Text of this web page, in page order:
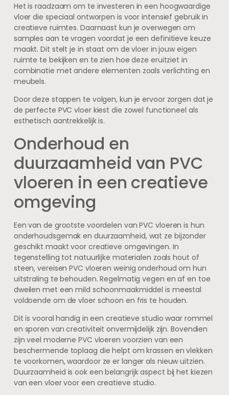
Het is raadzaam om te investeren in een hoogwaardige
vloer die speciaal ontworpen is voor intensief gebruik in
creatieve ruimtes. Daarnaast kun je overwegen om
samples aan te vragen voordat je een definitieve keuze
maakt. Dit stelt je in staat om de vloer in jouw eigen
ruimte te bekijken en te zien hoe deze eruitziet in
combinatie met andere elementen zoals verlichting en
meubels.
Door deze stappen te volgen, kun je ervoor zorgen dat je
de perfecte PVC vloer kiest die zowel functioneel als
esthetisch aantrekkelijk is.
Onderhoud en
duurzaamheid van PVC
vloeren in een creatieve
omgeving
Een van de grootste voordelen van PVC vloeren is hun
onderhoudsgemak en duurzaamheid, wat ze bijzonder
geschikt maakt voor creatieve omgevingen. In
tegenstelling tot natuurlijke materialen zoals hout of
steen, vereisen PVC vloeren weinig onderhoud om hun
uitstraling te behouden. Regelmatig vegen en af en toe
dweilen met een mild schoonmaakmiddel is meestal
voldoende om de vloer schoon en fris te houden.
Dit is vooral handig in een creatieve studio waar rommel
en sporen van creativiteit onvermijdelijk zijn. Bovendien
zijn veel moderne PVC vloeren voorzien van een
beschermende toplaag die helpt om krassen en vlekken
te voorkomen, waardoor ze er langer als nieuw uitzien.
Duurzaamheid is ook een belangrijk aspect bij het kiezen
van een vloer voor een creatieve studio.